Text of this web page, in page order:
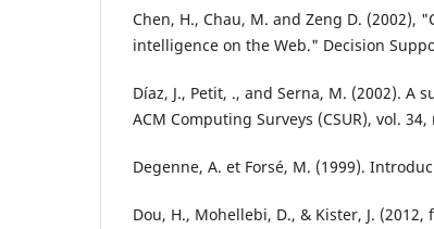
Chen, H., Chau, M. and Zeng D. (2002),
intelligence on the Web." Decision
Díaz, J., Petit, ., and Serna, M. (2002). A
ACM Computing Surveys (CSUR), vol.
Degenne, A. et Forsé, M. (1999).
Dou, H., Mohellebi, D., & Kister, J.